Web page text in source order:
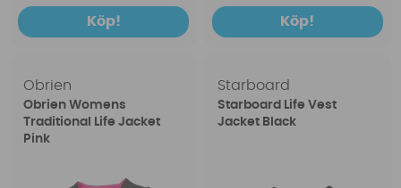
Köp! Köp!
Obrien
Obrien Womens
Traditional Life Jacket
Pink
Starboard
Starboard Life Vest
Jacket Black